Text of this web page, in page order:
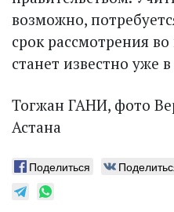
возможно,
срок рассмотрения
станет известно уже
Тогжан ГАНИ, фото
Астана
Поделиться